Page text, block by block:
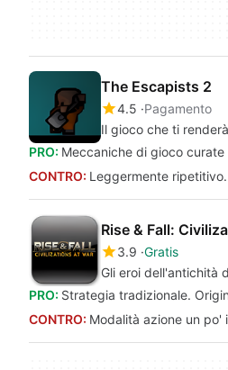
The Escapists 2
4.5 Pagamento
Il gioco che ti
PRO: Meccaniche di gioco
CONTRO: Leggermente ripetitivo.
Rise & Fall:
3.9 Gratis
Gli eroi dell'antichità
PRO: Strategia tradizionale.
CONTRO: Modalità azione un po'